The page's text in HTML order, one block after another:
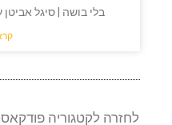
בלי בושה | סיגל
לחזרה לקטגוריה